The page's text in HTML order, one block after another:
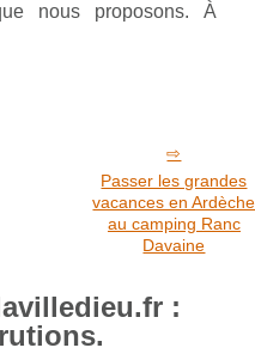
nous proposons. À
Passer les grandes
vacances en Ardèche
au camping Ranc
Davaine
: